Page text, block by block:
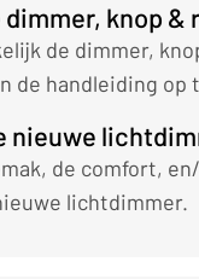
knop &
de dimmer,
de handleiding op
nieuwe
de comfort,
lichtdimmer.